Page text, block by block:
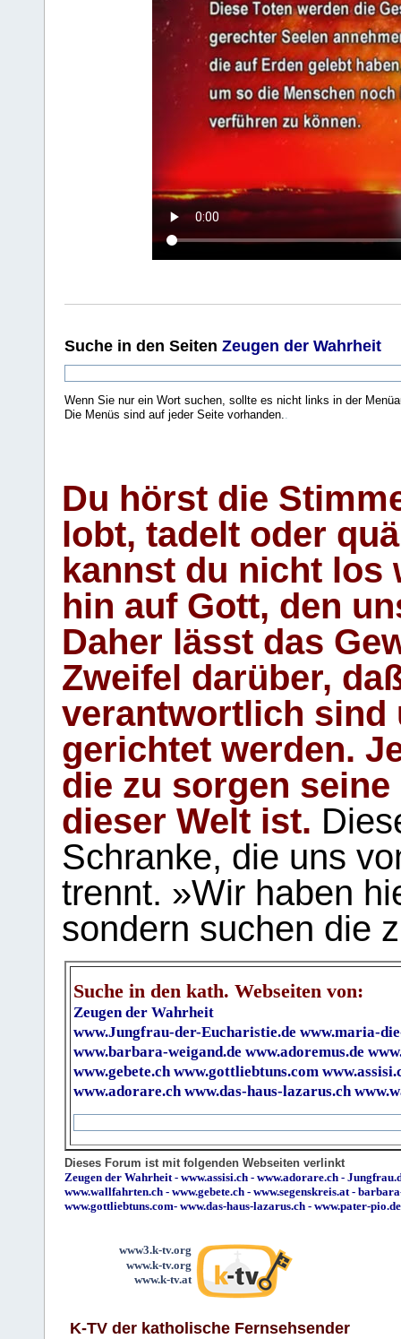
Suche in den Seiten Zeugen der Wahrheit
Wenn Sie nur ein Wort suchen, sollte es nicht links in der
Die Menüs sind auf jeder Seite vorhanden..
Du hörst die
lobt, tadelt oder
kannst du nicht los
hin auf Gott, den
Daher lässt das
Zweifel darüber,
verantwortlich sind
gerichtet werden.
die zu sorgen
dieser Welt ist.
Schranke, die uns
trennt. »Wir haben
sondern suchen die
Suche in den kath. Webseiten von:
Zeugen der Wahrheit
www.Jungfrau-der-Eucharistie.de www.maria-
www.barbara-weigand.de www.adoremus.de
www.gebete.ch www.gottliebtuns.com
www.adorare.ch www.das-haus-lazarus.ch
Dieses Forum ist mit folgenden Webseiten verlinkt
Zeugen der Wahrheit- www.assisi.ch - www.adorare.ch -
www.wallfahrten.ch - www.gebete.ch - www.segenskreis.at-
www.gottliebtuns.com- www.das-haus-lazarus.ch - www.pater-pio.de
www3.k-tv.org
www.k-tv.org
www.k-tv.at
K-TV der katholische Fernsehsender